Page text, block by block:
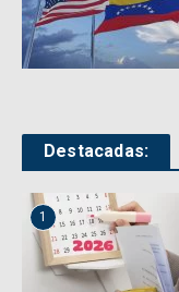
Destacadas:
1